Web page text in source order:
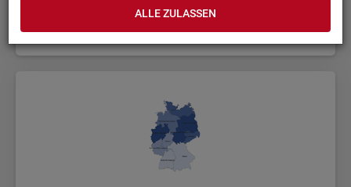
ALLE ZULASSEN
Politische Gebietsstruktur